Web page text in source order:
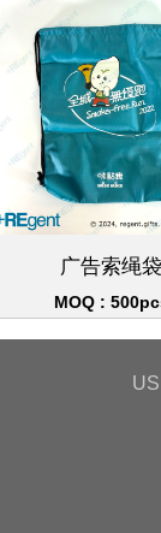
广告索绳袋
MOQ :